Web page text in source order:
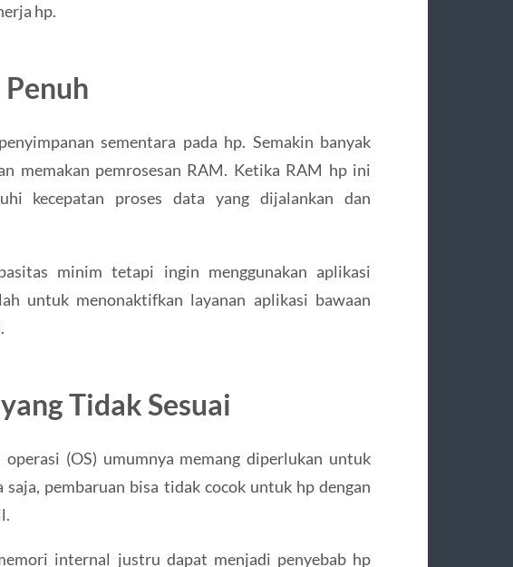
hp.
sementara pada hp. Semakin banyak
memakan pemrosesan RAM. Ketika RAM hp ini
kecepatan proses data yang dijalankan dan
minim tetapi ingin menggunakan aplikasi
untuk menonaktifkan layanan aplikasi bawaan
Tidak Sesuai
(OS) umumnya memang diperlukan untuk
pembaruan bisa tidak cocok untuk hp dengan
internal justru dapat menjadi penyebab hp